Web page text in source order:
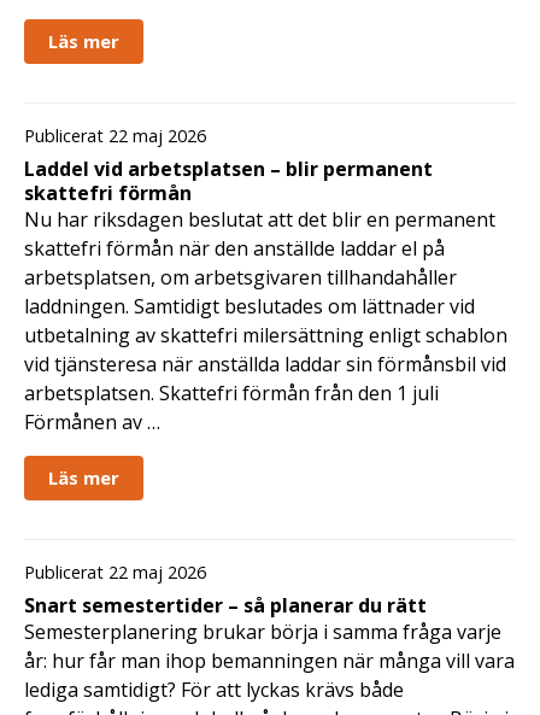
Läs mer
Publicerat 22 maj 2026
Laddel vid arbetsplatsen – blir permanent
skattefri förmån
Nu har riksdagen beslutat att det blir en permanent
skattefri förmån när den anställde laddar el på
arbetsplatsen, om arbetsgivaren tillhandahåller
laddningen. Samtidigt beslutades om lättnader vid
utbetalning av skattefri milersättning enligt schablon
vid tjänsteresa när anställda laddar sin förmånsbil vid
arbetsplatsen. Skattefri förmån från den 1 juli
Förmånen av …
Läs mer
Publicerat 22 maj 2026
Snart semestertider – så planerar du rätt
Semesterplanering brukar börja i samma fråga varje
år: hur får man ihop bemanningen när många vill vara
lediga samtidigt? För att lyckas krävs både